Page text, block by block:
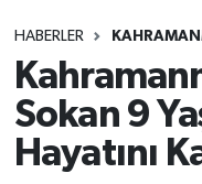
HABERLER
Sokan 9
Hayatını
Güncel
Gündem
Magazin
Süper Lig Puan
Tüm Manşetler
Son Dakika